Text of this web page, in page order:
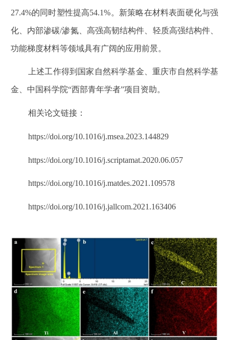
27.4%的同时塑性提高54.1%。新策略在材料表面硬化与强
化、内部渗碳/渗氮、高强高韧结构件、轻质高强结构件、
功能梯度材料等领域具有广阔的应用前景。
上述工作得到国家自然科学基金、重庆市自然科学基
金、中国科学院“西部青年学者”项目资助。
相关论文链接：
https://doi.org/10.1016/j.msea.2023.144829
https://doi.org/10.1016/j.scriptamat.2020.06.057
https://doi.org/10.1016/j.matdes.2021.109578
https://doi.org/10.1016/j.jallcom.2021.163406